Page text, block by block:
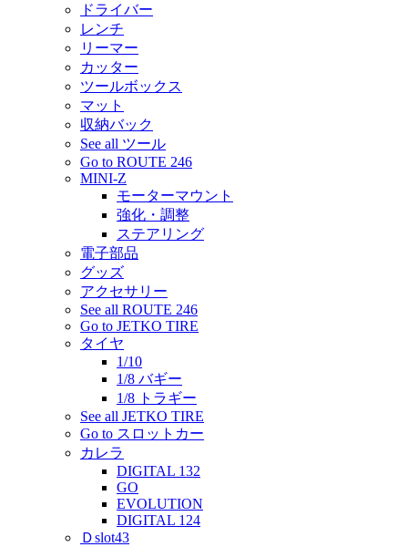
ドライバー
レンチ
リーマー
カッター
ツールボックス
マット
収納バック
See all ツール
Go to ROUTE 246
MINI-Z
モーターマウント
強化・調整
ステアリング
電子部品
グッズ
アクセサリー
See all ROUTE 246
Go to JETKO TIRE
タイヤ
1/10
1/8 バギー
1/8 トラギー
See all JETKO TIRE
Go to スロットカー
カレラ
DIGITAL 132
GO
EVOLUTION
DIGITAL 124
Ｄslot43